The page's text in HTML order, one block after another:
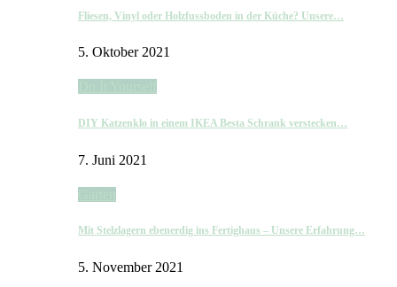
Fliesen, Vinyl oder Holzfussboden in der Küche? Unsere…
5. Oktober 2021
DIY Katzenklo in einem IKEA Besta Schrank verstecken…
7. Juni 2021
Mit Stelzlagern ebenerdig ins Fertighaus – Unsere Erfahrung…
5. November 2021